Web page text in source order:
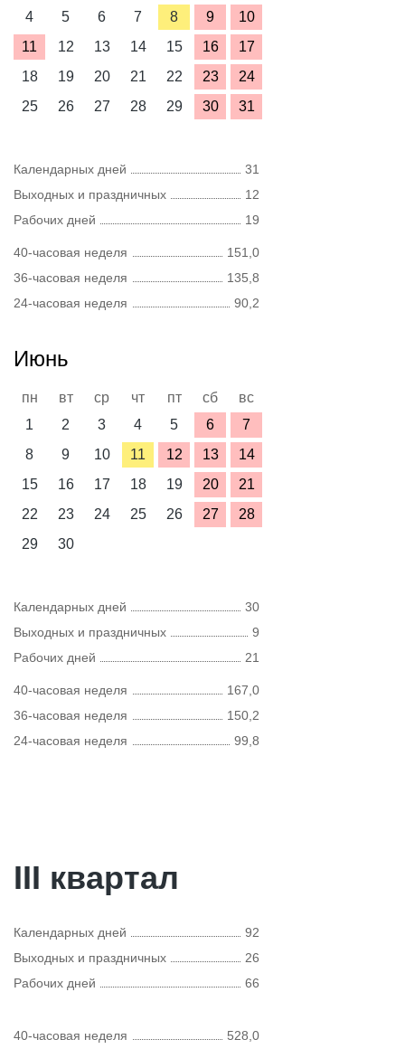
4
5 6 7 8 9
10
11
12 13 14 15 16
17
18
19 20 21 22 23
24
25
26 27 28 29 30 31
Календарных дней
31
Выходных и праздничных
12
Рабочих дней
19
40-часовая неделя
151,0
36-часовая неделя
135,8
24-часовая неделя
90,2
Июнь
пн вт ср чт пт сб
вс
1
2 3 4 5 6
7
8
9 10 11 12 13
14
15
16 17 18 19 20
21
22
23 24 25 26 27
28
29
30
Календарных дней
30
Выходных и праздничных
9
Рабочих дней
21
40-часовая неделя
167,0
36-часовая неделя
150,2
24-часовая неделя
99,8
III квартал
Календарных дней
92
Выходных и праздничных
26
Рабочих дней
66
40-часовая неделя 528,0